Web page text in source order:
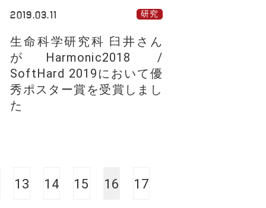
2019.03.11 研究
生命科学研究科 臼井さん
がHarmonic2018 /
SoftHard 2019において優
秀ポスター賞を受賞しまし
た
13 14 15 16 17